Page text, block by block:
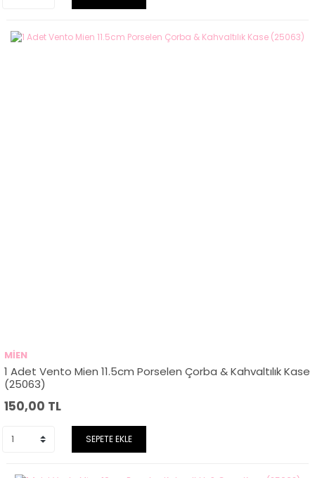
MİEN
1 Adet Vento Mien 11.5cm Porselen Çorba & Kahvaltılık Kase
(25063)
150,00 TL
SEPETE EKLE